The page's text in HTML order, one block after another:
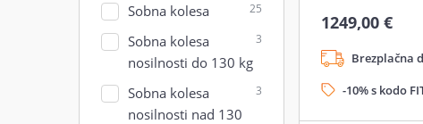
Sobna kolesa 25
Sobna kolesa
nosilnosti do 130 kg
3
Sobna kolesa
nosilnosti nad 130
3
1249,00 €
Brezplačna
-10% s kodo